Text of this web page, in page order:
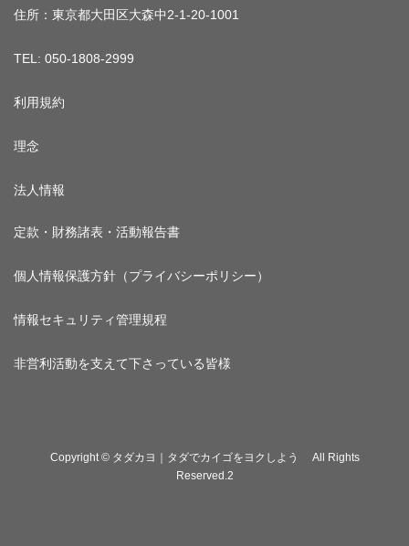
住所：東京都大田区大森中2-1-20-1001
TEL: 050-1808-2999
利用規約
理念
法人情報
定款・財務諸表・活動報告書
個人情報保護方針（プライバシーポリシー）
情報セキュリティ管理規程
非営利活動を支えて下さっている皆様
Copyright © タダカヨ｜タダでカイゴをヨクしよう All Rights
Reserved.2